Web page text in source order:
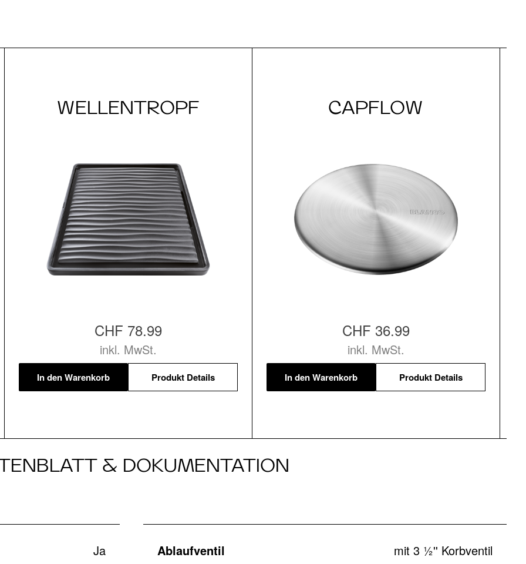
WELLENTROPF
CHF 78.99
inkl. MwSt.
In den Warenkorb Produkt Details
CAPFLOW
CHF 36.99
inkl. MwSt.
In den Warenkorb Produkt Details
& DOKUMENTATION
Ja Ablaufventil mit 3 ½'' Korbventil